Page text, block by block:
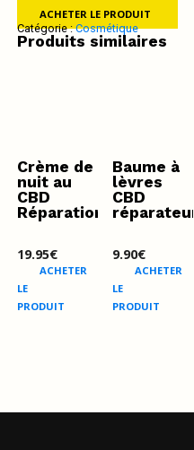
ACHETER LE PRODUIT
Catégorie :Cosmétique
Produits similaires
Crème de
nuit au
CBD
Réparation
19.95€
ACHETER
LE
PRODUIT
Baume à
lèvres
CBD
réparateur
9.90€
ACHETER
LE
PRODUIT